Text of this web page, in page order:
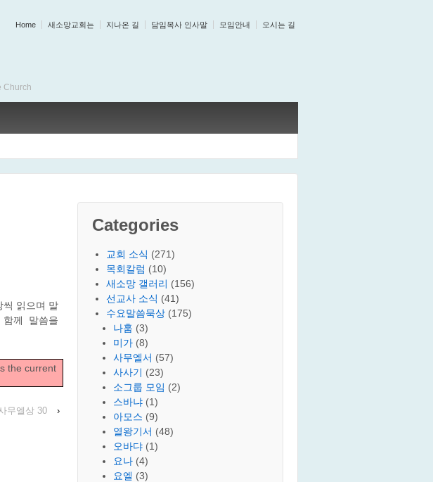
Home 새소망교회는 지나온 길 담임목사 인사말 모임안내 오시는 길
Church
씩 읽으며 말
함께 말씀을
the current
무엘상 30 ›
Categories
교회 소식 (271)
목회칼럼 (10)
새소망 갤러리 (156)
선교사 소식 (41)
수요말씀묵상 (175)
나훔 (3)
미가 (8)
사무엘서 (57)
사사기 (23)
소그룹 모임 (2)
스바냐 (1)
아모스 (9)
열왕기서 (48)
오바댜 (1)
요나 (4)
요엘 (3)